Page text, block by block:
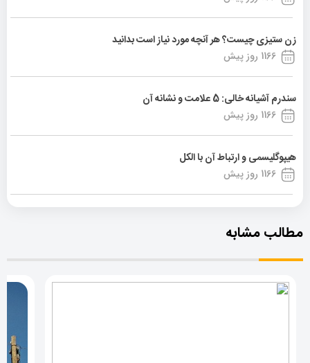
زن ستیزی چیست؟ هر آنچه مورد نیاز است بدانید
1166 روز پیش
سندرم آشیانه خالی: 5 علامت و نشانه آن
1166 روز پیش
هیپوگلیسمی و ارتباط آن با الکل
1166 روز پیش
مطالب مشابه